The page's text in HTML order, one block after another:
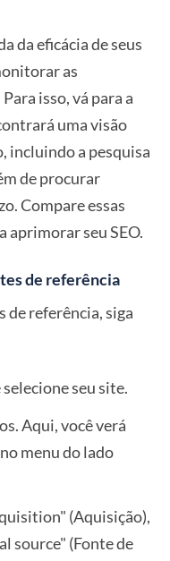
da eficácia de seus
as
isso, vá para a
uma visão
incluindo a pesquisa
de procurar
Compare essas
aprimorar seu SEO.
de referência
de referência, siga
seu site.
Aqui, você verá
menu do lado
(Aquisição),
source" (Fonte de